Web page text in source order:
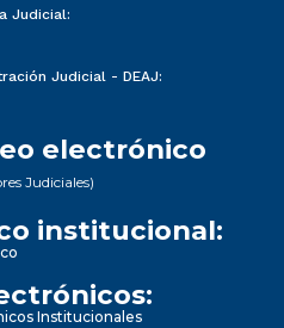
Judicial:
Judicial - DEAJ:
electrónico
Judiciales)
institucional:
Institucionales